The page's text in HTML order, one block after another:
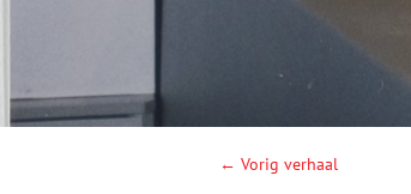
← Vorig verhaal